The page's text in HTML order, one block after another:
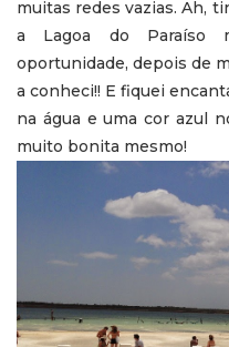
muitas redes vazias. Ah,
a Lagoa do Paraíso
oportunidade, depois de
a conheci!! E fiquei
na água e uma cor azul
muito bonita mesmo!